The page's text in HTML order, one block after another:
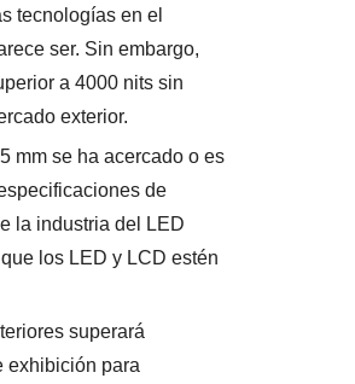
tecnologías en el
ser. Sin embargo,
a 4000 nits sin
exterior.
mm se ha acercado o es
de
la industria del LED
los LED y LCD estén
superará
exhibición para